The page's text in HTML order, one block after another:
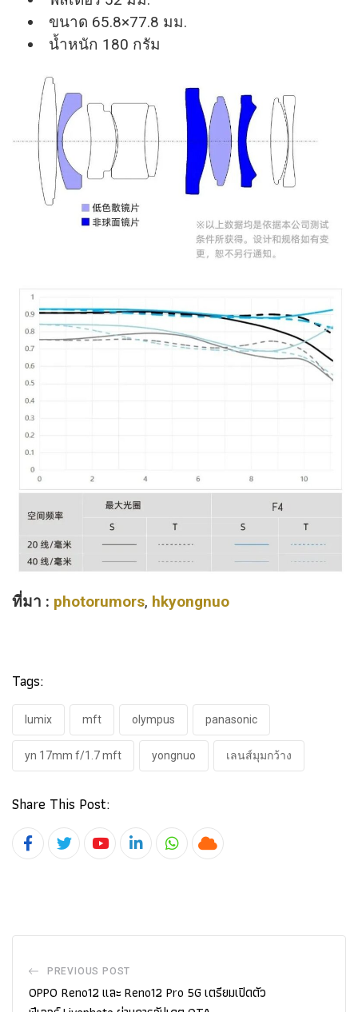
ขนาด 65.8×77.8 มม.
น้ำหนัก 180 กรัม
ที่มา : photorumors, hkyongnuo
Tags:
lumix mft olympus panasonic
yn 17mm f/1.7 mft yongnuo เลนส์มุมกว้าง
Share This Post:
YoutubeLinkedInWhatsapp
Cloud
PREVIOUS POST
OPPO Reno12 และ Reno12 Pro 5G เตรียมเปิดตัว